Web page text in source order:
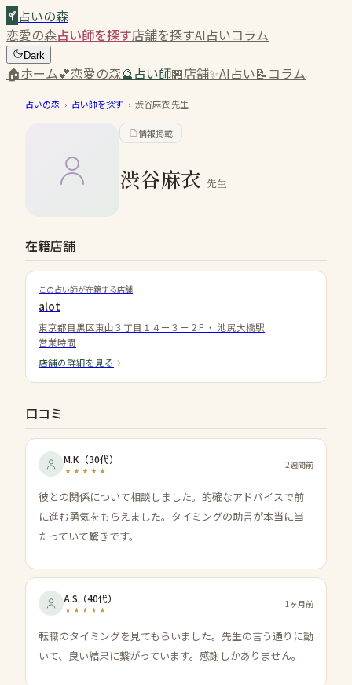
占いの森
恋愛の森占い師を探す店舗を探すAI占いコラム
Dark
🏠ホーム💕恋愛の森🔮占い師🏪店舗✨AI占い📝コラム
占いの森 › 占い師を探す › 渋谷麻衣先生
情報掲載
渋谷麻衣 先生
在籍店舗
この占い師が在籍する店舗
alot
東京都目黒区東山３丁目１４ー３ー２F ・ 池尻大橋駅
営業時間
店舗の詳細を見る
口コミ
M.K （30代） 2週間前
彼との関係について相談しました。的確なアドバイスで前
に進む勇気をもらえました。タイミングの助言が本当に当
たっていて驚きです。
A.S （40代） 1ヶ月前
転職のタイミングを見てもらいました。先生の言う通りに動
いて、良い結果に繋がっています。感謝しかありません。